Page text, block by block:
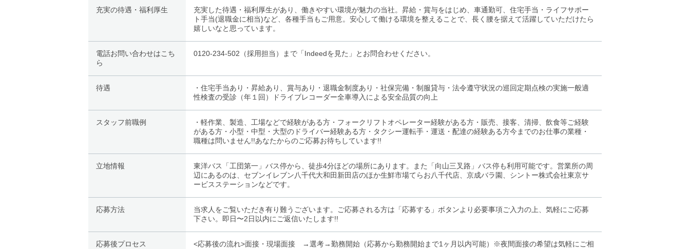
充実の待遇・福利厚生
充実した待遇・福利厚生があり、働きやすい環境が魅力の当社。昇給・賞与をはじめ、車通勤可、住宅手当・ライフサポー
ト手当(退職金に相当)など、各種手当もご用意。安心して働ける環境を整えることで、長く腰を据えて活躍していただけたら
嬉しいなと思っています。
電話お問い合わせはこち
ら
0120-234-502（採用担当）まで「Indeedを見た」とお問合わせください。
待遇
・住宅手当あり・昇給あり、賞与あり・退職金制度あり・社保完備・制服貸与・法令遵守状況の巡回定期点検の実施一般適
性検査の受診（年１回）ドライブレコーダー全車導入による安全品質の向上
スタッフ前職例
・軽作業、製造、工場などで経験がある方・フォークリフトオペレーター経験がある方・販売、接客、清掃、飲食等ご経験
がある方・小型・中型・大型のドライバー経験ある方・タクシー運転手・運送・配達の経験ある方今までのお仕事の業種・
職種は問いません!!あなたからのご応募お待ちしています!!
立地情報
東洋バス「工団第一」バス停から、徒歩4分ほどの場所にあります。また「向山三叉路」バス停も利用可能です。営業所の周
辺にあるのは、セブンイレブン八千代大和田新田店のほか生鮮市場てらお八千代店、京成バラ園、シントー株式会社東京サ
ービスステーションなどです。
応募方法
当求人をご覧いただき有り難うございます。ご応募される方は「応募する」ボタンより必要事項ご入力の上、気軽にご応募
下さい。即日〜2日以内にご返信いたします!!
応募後プロセス
<応募後の流れ>面接・現場面接 →選考→勤務開始（応募から勤務開始まで1ヶ月以内可能）※夜間面接の希望は気軽にご相